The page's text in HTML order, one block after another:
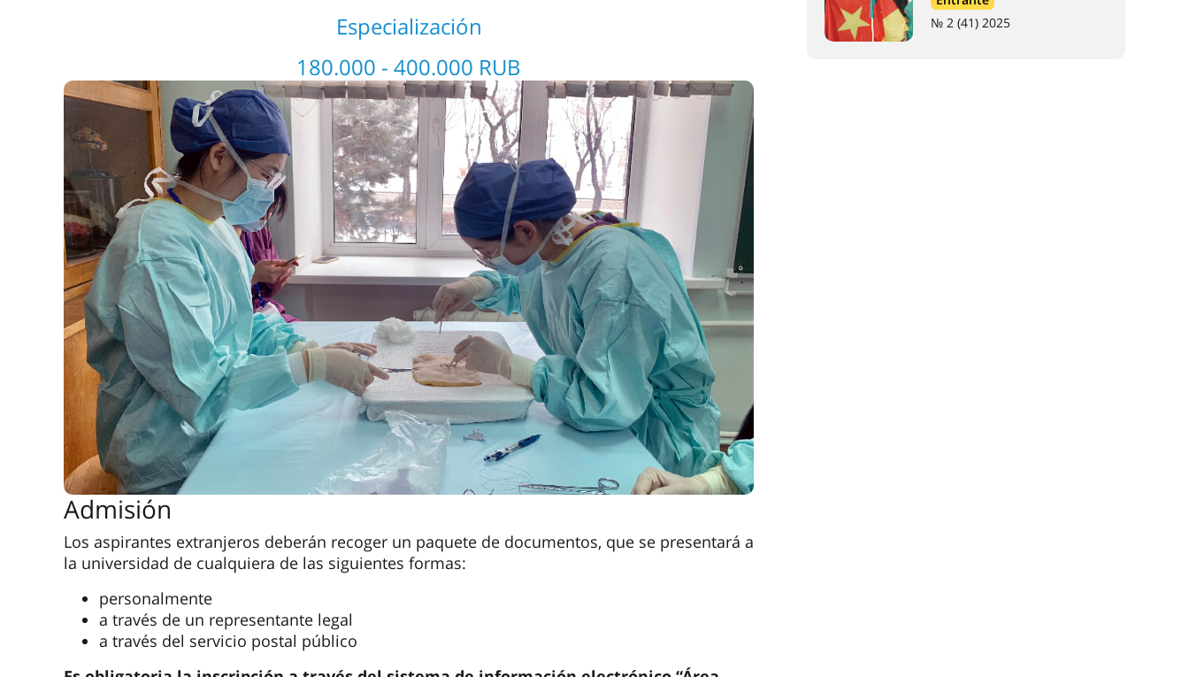
Especialización
180.000 - 400.000 RUB
Admisión
Los aspirantes extranjeros deberán recoger un paquete de documentos, que se presentará a
la universidad de cualquiera de las siguientes formas:
personalmente
a través de un representante legal
a través del servicio postal público
№ 2 (41) 2025